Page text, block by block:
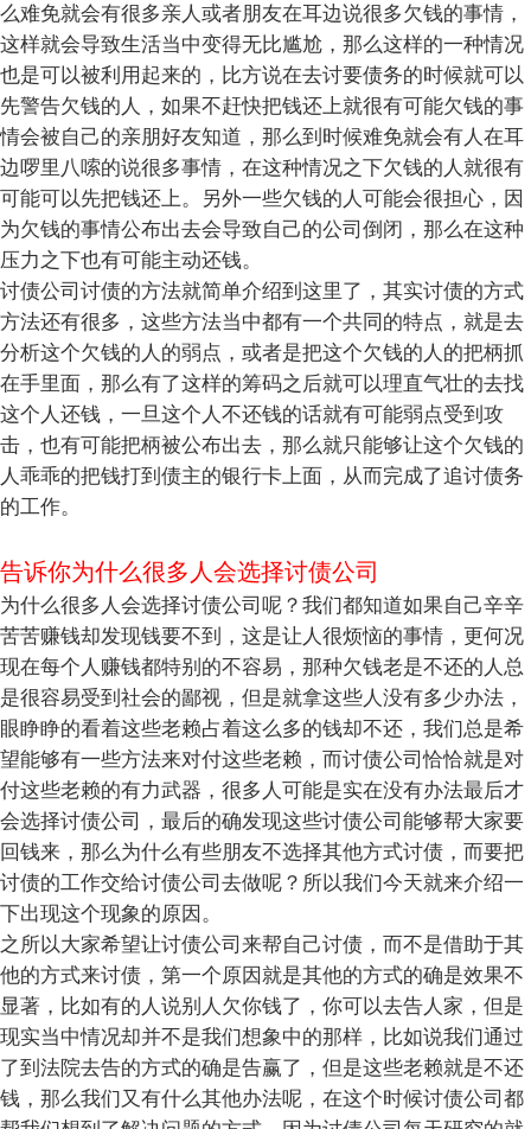
么难免就会有很多亲人或者朋友在耳边说很多欠钱的事情，
这样就会导致生活当中变得无比尴尬，那么这样的一种情况
也是可以被利用起来的，比方说在去讨要债务的时候就可以
先警告欠钱的人，如果不赶快把钱还上就很有可能欠钱的事
情会被自己的亲朋好友知道，那么到时候难免就会有人在耳
边啰里八嗦的说很多事情，在这种情况之下欠钱的人就很有
可能可以先把钱还上。另外一些欠钱的人可能会很担心，因
为欠钱的事情公布出去会导致自己的公司倒闭，那么在这种
压力之下也有可能主动还钱。
讨债公司讨债的方法就简单介绍到这里了，其实讨债的方式
方法还有很多，这些方法当中都有一个共同的特点，就是去
分析这个欠钱的人的弱点，或者是把这个欠钱的人的把柄抓
在手里面，那么有了这样的筹码之后就可以理直气壮的去找
这个人还钱，一旦这个人不还钱的话就有可能弱点受到攻
击，也有可能把柄被公布出去，那么就只能够让这个欠钱的
人乖乖的把钱打到债主的银行卡上面，从而完成了追讨债务
的工作。
告诉你为什么很多人会选择讨债公司
为什么很多人会选择讨债公司呢？我们都知道如果自己辛辛
苦苦赚钱却发现钱要不到，这是让人很烦恼的事情，更何况
现在每个人赚钱都特别的不容易，那种欠钱老是不还的人总
是很容易受到社会的鄙视，但是就拿这些人没有多少办法，
眼睁睁的看着这些老赖占着这么多的钱却不还，我们总是希
望能够有一些方法来对付这些老赖，而讨债公司恰恰就是对
付这些老赖的有力武器，很多人可能是实在没有办法最后才
会选择讨债公司，最后的确发现这些讨债公司能够帮大家要
回钱来，那么为什么有些朋友不选择其他方式讨债，而要把
讨债的工作交给讨债公司去做呢？所以我们今天就来介绍一
下出现这个现象的原因。
之所以大家希望让讨债公司来帮自己讨债，而不是借助于其
他的方式来讨债，第一个原因就是其他的方式的确是效果不
显著，比如有的人说别人欠你钱了，你可以去告人家，但是
现实当中情况却并不是我们想象中的那样，比如说我们通过
了到法院去告的方式的确是告赢了，但是这些老赖就是不还
钱，那么我们又有什么其他办法呢，在这个时候讨债公司都